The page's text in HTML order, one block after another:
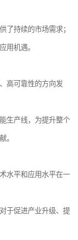
了持续的市场需求；
用机遇。
高可靠性的方向发
生产线，为提升整个
。
水平和应用水平在一
于促进产业升级、提